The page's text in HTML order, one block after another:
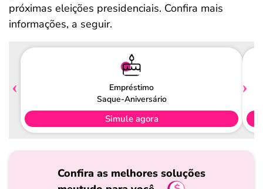
próximas eleições presidenciais. Confira mais
informações, a seguir.
Empréstimo
Saque-Aniversário
Simule agora
Confira as melhores soluções